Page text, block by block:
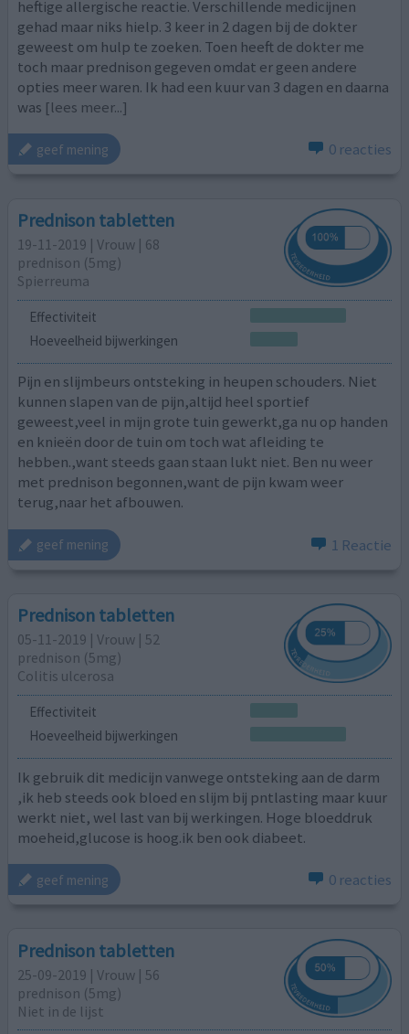
heftige allergische reactie. Verschillende medicijnen
gehad maar niks hielp. 3 keer in 2 dagen bij de dokter
geweest om hulp te zoeken. Toen heeft de dokter me
toch maar prednison gegeven omdat er geen andere
opties meer waren. Ik had een kuur van 3 dagen en daarna
was [lees meer...]
geef mening 0 reacties
Prednison tabletten
19-11-2019 | Vrouw | 68
prednison (5mg)
Spierreuma
Effectiviteit
Hoeveelheid bijwerkingen
Pijn en slijmbeurs ontsteking in heupen schouders. Niet
kunnen slapen van de pijn,altijd heel sportief
geweest,veel in mijn grote tuin gewerkt,ga nu op handen
en knieën door de tuin om toch wat afleiding te
hebben.,want steeds gaan staan lukt niet. Ben nu weer
met prednison begonnen,want de pijn kwam weer
terug,naar het afbouwen.
geef mening 1 Reactie
Prednison tabletten
05-11-2019 | Vrouw | 52
prednison (5mg)
Colitis ulcerosa
Effectiviteit
Hoeveelheid bijwerkingen
Ik gebruik dit medicijn vanwege ontsteking aan de darm
,ik heb steeds ook bloed en slijm bij pntlasting maar kuur
werkt niet, wel last van bij werkingen. Hoge bloeddruk
moeheid,glucose is hoog.ik ben ook diabeet.
geef mening 0 reacties
Prednison tabletten
25-09-2019 | Vrouw | 56
prednison (5mg)
Niet in de lijst